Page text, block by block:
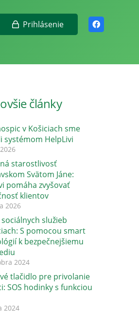
Prihlásenie
články
v Košiciach sme
systémom HelpLivi
starostlivosť
Svätom Jáne:
pomáha zvyšovať
klientov
2026
sociálnych služieb
S pomocou smart
k bezpečnejšiemu
2024
tlačidlo pre privolanie
SOS hodinky s funkciou
2024